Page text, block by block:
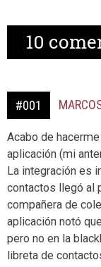
10
#001
Acabo de
aplicación (mi
La integración es
contactos llegó al
compañera de
aplicación notó
pero no en la
libreta de